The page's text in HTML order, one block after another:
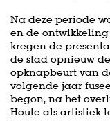
Na deze periode
en de
kregen de
de stad opnieuw
opknapbeurt van
volgende jaar
begon, na het
Houte als artistiek